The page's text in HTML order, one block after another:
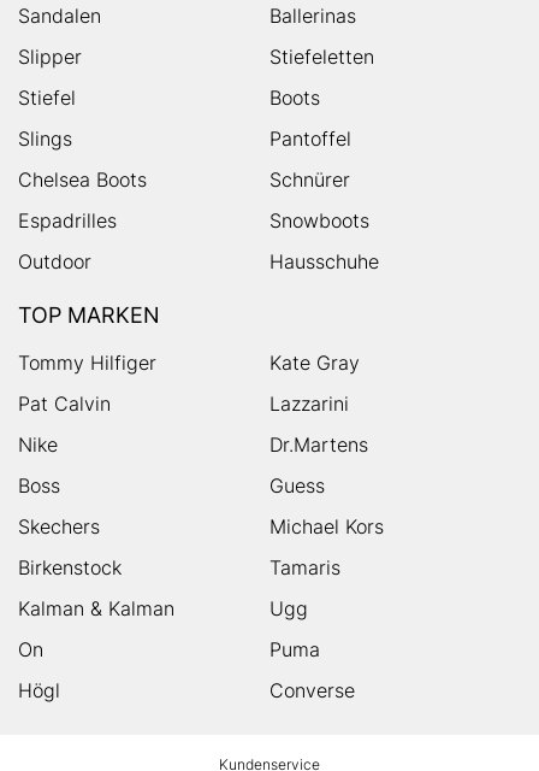
Sandalen
Ballerinas
Slipper
Stiefeletten
Stiefel
Boots
Slings
Pantoffel
Chelsea Boots
Schnürer
Espadrilles
Snowboots
Outdoor
Hausschuhe
TOP MARKEN
Tommy Hilfiger
Kate Gray
Pat Calvin
Lazzarini
Nike
Dr.Martens
Boss
Guess
Skechers
Michael Kors
Birkenstock
Tamaris
Kalman & Kalman
Ugg
On
Puma
Högl
Converse
Kundenservice